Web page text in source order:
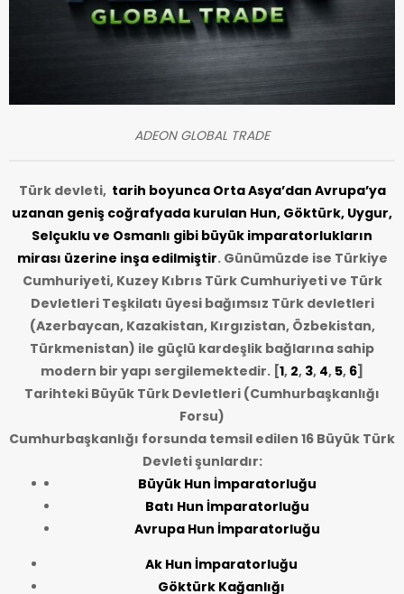
ADEON GLOBAL TRADE
Türk devleti, tarih boyunca Orta Asya’dan Avrupa’ya
uzanan geniş coğrafyada kurulan Hun, Göktürk, Uygur,
Selçuklu ve Osmanlı gibi büyük imparatorlukların
mirası üzerine inşa edilmiştir. Günümüzde ise Türkiye
Cumhuriyeti, Kuzey Kıbrıs Türk Cumhuriyeti ve Türk
Devletleri Teşkilatı üyesi bağımsız Türk devletleri
(Azerbaycan, Kazakistan, Kırgızistan, Özbekistan,
Türkmenistan) ile güçlü kardeşlik bağlarına sahip
modern bir yapı sergilemektedir. [1, 2, 3, 4, 5, 6]
Tarihteki Büyük Türk Devletleri (Cumhurbaşkanlığı
Forsu)
Cumhurbaşkanlığı forsunda temsil edilen 16 Büyük Türk
Devleti şunlardır:
Büyük Hun İmparatorluğu
Batı Hun İmparatorluğu
Avrupa Hun İmparatorluğu
Ak Hun İmparatorluğu
Göktürk Kağanlığı